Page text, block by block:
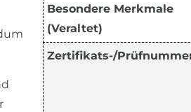
Besondere Merkmale
(Veraltet)
Zertifikats-/